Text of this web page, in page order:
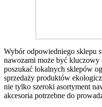
Wybór odpowiedniego sklepu
nawozami może być
poszukać lokalnych sklepów
sprzedaży produktów
nie tylko szeroki asortyment
akcesoria potrzebne do